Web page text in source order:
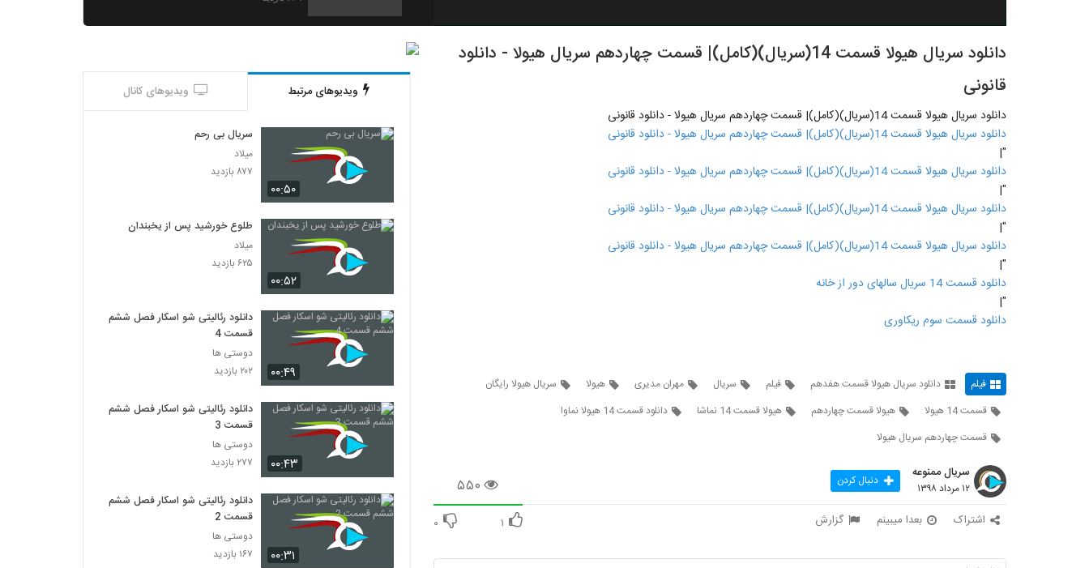
دانلود سریال هیولا قسمت 14(سریال)(کامل)| قسمت چهاردهم سریال هیولا - دانلود
قانونی
دانلود سریال هیولا قسمت 14(سریال)(کامل)| قسمت چهاردهم سریال هیولا - دانلود قانونی
دانلود سریال هیولا قسمت 14(سریال)(کامل)| قسمت چهاردهم سریال هیولا - دانلود قانونی
"|
دانلود سریال هیولا قسمت 14(سریال)(کامل)| قسمت چهاردهم سریال هیولا - دانلود قانونی
"|
دانلود سریال هیولا قسمت 14(سریال)(کامل)| قسمت چهاردهم سریال هیولا - دانلود قانونی
"|
دانلود سریال هیولا قسمت 14(سریال)(کامل)| قسمت چهاردهم سریال هیولا - دانلود قانونی
"|
دانلود قسمت 14 سریال سالهای دور از خانه
"|
دانلود قسمت سوم ریکاوری
فیلم دانلود سریال هیولا قسمت هفدهم فیلم سریال مهران مدیری هیولا
سریال هیولا رایگان
قسمت 14 هیولا
هیولا قسمت چهاردهم هیولا قسمت 14 نماشا
دانلود قسمت 14 هیولا نماوا
قسمت چهاردهم سریال هیولا
۵۵۰
سریال ممنوعه
۱۲ مرداد ۱۳۹۸ دنبال کردن
اشتراک بعدا میبینم گزارش ۱ ۰
ویدیوهای مرتبط ویدیوهای کانال
۰۰:۵۰
سریال بی رحم
میلاد
۸۷۷ بازدید
۰۰:۵۲
طلوع خورشید پس از یخبندان
میلاد
۶۲۵ بازدید
۰۰:۴۹
دانلود رئالیتی شو اسکار فصل ششم
قسمت 4
دوستی ها
۲۰۲ بازدید
۰۰:۴۳
دانلود رئالیتی شو اسکار فصل ششم
قسمت 3
دوستی ها
۲۷۷ بازدید
۰۰:۳۱
دانلود رئالیتی شو اسکار فصل ششم
قسمت 2
دوستی ها
۱۶۷ بازدید